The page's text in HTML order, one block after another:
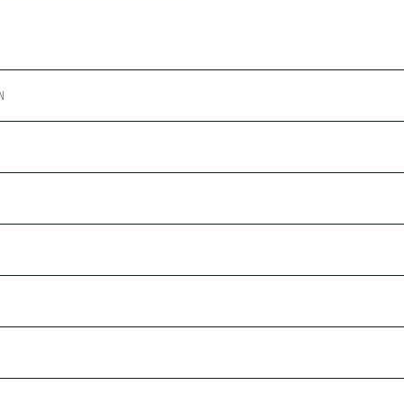
coaches en therapeuten kan dit een waardevolle aanvulling geven op
de opleiding wordt daar zoveel als mogelijk op toegesneden.
mediationvaardigheden, zoals het effectief omgaan met
en verwijten naar wensen;
op een goede manier